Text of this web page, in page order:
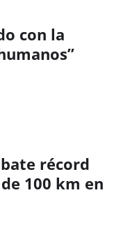
con la
récord
100 km en